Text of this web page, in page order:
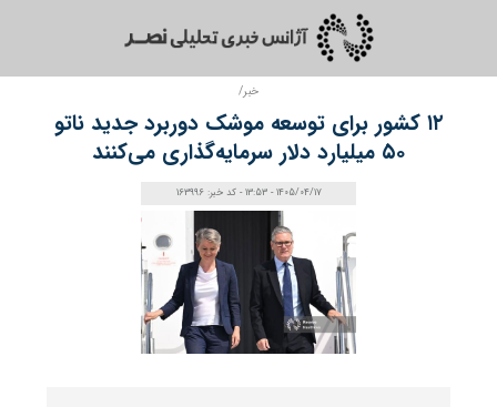
خبر/
۱۲ کشور برای توسعه موشک دوربرد جدید ناتو
۵۰ میلیارد دلار سرمایه‌گذاری می‌کنند
1405/04/17 - 13:53 - کد خبر: 163996